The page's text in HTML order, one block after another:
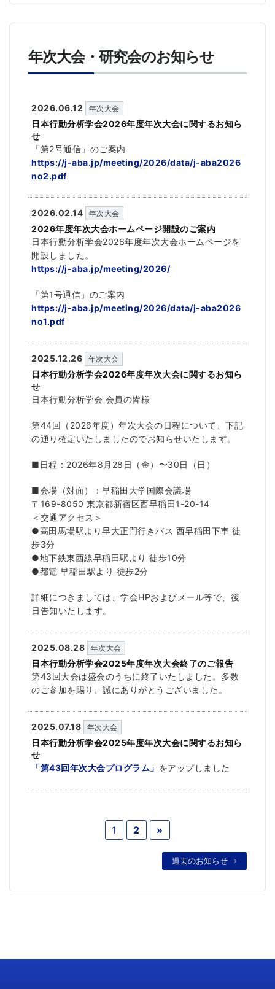
年次大会・研究会のお知らせ
2026.06.12 年次大会
日本行動分析学会2026年度年次大会に関するお知ら
せ
「第2号通信」のご案内
https://j-aba.jp/meeting/2026/data/j-aba2026
no2.pdf
2026.02.14 年次大会
2026年度年次大会ホームページ開設のご案内
日本行動分析学会2026年度年次大会ホームページを
開設しました。
https://j-aba.jp/meeting/2026/
「第1号通信」のご案内
https://j-aba.jp/meeting/2026/data/j-aba2026
no1.pdf
2025.12.26 年次大会
日本行動分析学会2026年度年次大会に関するお知ら
せ
日本行動分析学会 会員の皆様
第44回（2026年度）年次大会の日程について、下記
の通り確定いたしましたのでお知らせいたします。
■日程：2026年8月28日（金）〜30日（日）
■会場（対面）：早稲田大学国際会議場
〒169-8050 東京都新宿区西早稲田1-20-14
＜交通アクセス＞
●高田馬場駅より早大正門行きバス 西早稲田下車 徒
歩3分
●地下鉄東西線早稲田駅より 徒歩10分
●都電 早稲田駅より 徒歩2分
詳細につきましては、学会HPおよびメール等で、後
日告知いたします。
2025.08.28 年次大会
日本行動分析学会2025年度年次大会終了のご報告
第43回大会は盛会のうちに終了いたしました。多数
のご参加を賜り、誠にありがとうございました。
2025.07.18 年次大会
日本行動分析学会2025年度年次大会に関するお知ら
せ
「第43回年次大会プログラム」 をアップしました
1 2 »
過去のお知らせ